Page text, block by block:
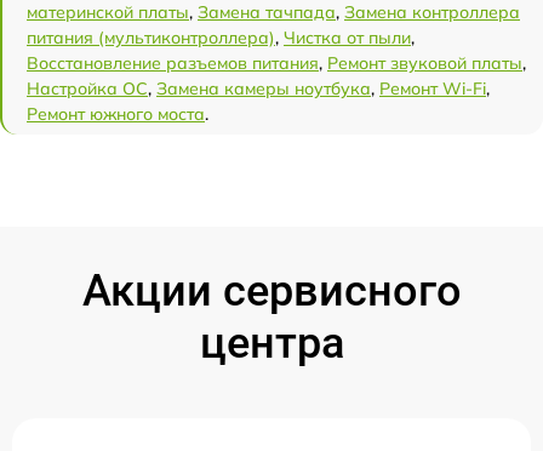
материнской платы, Замена тачпада, Замена контроллера
питания (мультиконтроллера), Чистка от пыли,
Восстановление разъемов питания, Ремонт звуковой платы,
Настройка ОС, Замена камеры ноутбука, Ремонт Wi-Fi,
Ремонт южного моста.
Акции сервисного
центра